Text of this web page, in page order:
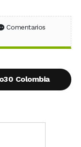
Facebook
en X (Twitter)
en WhatsApp
Comentarios
Colombia